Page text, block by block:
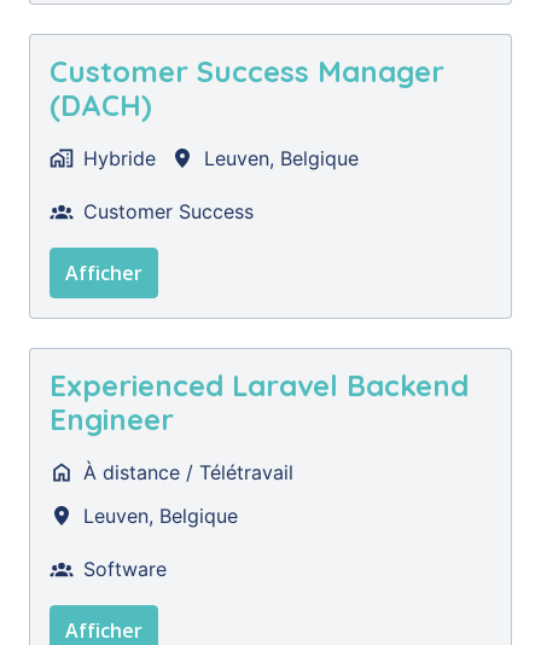
Customer Success Manager
(DACH)
Hybride Leuven, Belgique
Customer Success
Afficher
Experienced Laravel Backend
Engineer
À distance / Télétravail
Leuven, Belgique
Software
Afficher